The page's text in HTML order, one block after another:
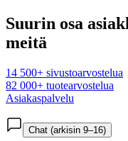
Suurin osa
meitä
14 500+ sivustoarvostelua
82 000+ tuotearvostelua
Asiakaspalvelu
Chat (arkisin 9–16)